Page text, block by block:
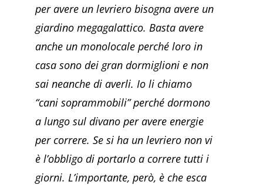
per avere un levriero bisogna avere un
giardino megagalattico. Basta avere
anche un monolocale perché loro in
casa sono dei gran dormiglioni e non
sai neanche di averli. Io li chiamo
“cani soprammobili” perché dormono
a lungo sul divano per avere energie
per correre. Se si ha un levriero non vi
è l’obbligo di portarlo a correre tutti i
giorni. L’importante, però, è che esca